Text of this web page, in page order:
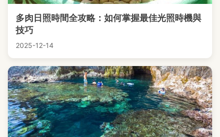
多肉日照時間全攻略：如何掌握最佳光照時機與
技巧
2025-12-14